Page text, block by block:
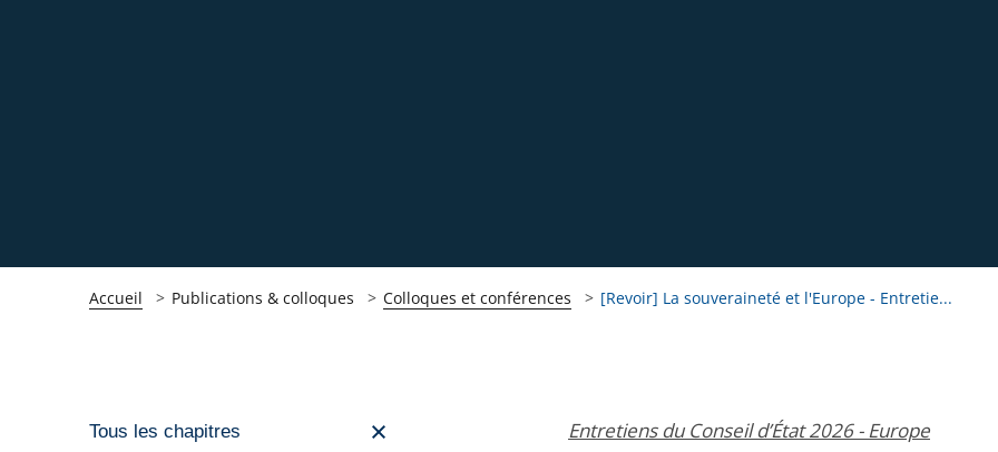
Accueil Publications & colloques Colloques et conférences [Revoir] La souveraineté et l'Europe - Entretie...
Passer
Tous les chapitres
Entretiens du Conseil d’État 2026 - Europe